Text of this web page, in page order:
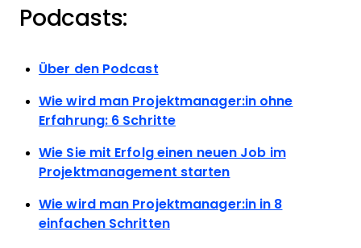
Podcasts:
Über den Podcast
Wie wird man Projektmanager:in ohne
Erfahrung: 6 Schritte
Wie Sie mit Erfolg einen neuen Job im
Projektmanagement starten
Wie wird man Projektmanager:in in 8
einfachen Schritten